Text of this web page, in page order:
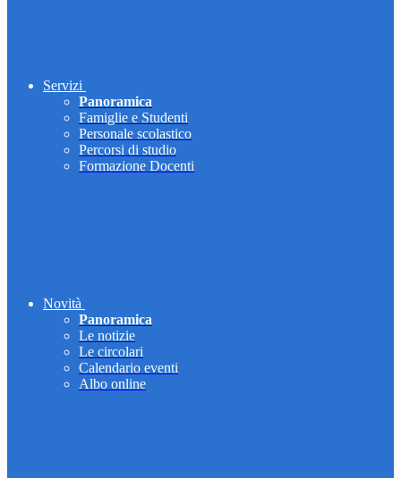
Servizi
Panoramica
Famiglie e Studenti
Personale scolastico
Percorsi di studio
Formazione Docenti
Novità
Panoramica
Le notizie
Le circolari
Calendario eventi
Albo online